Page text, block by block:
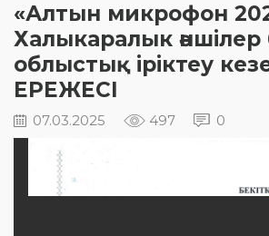
«Алтын микрофон
Халыкаралык
облыстық іріктеу
ЕРЕЖЕСІ
07.03.2025 497 0